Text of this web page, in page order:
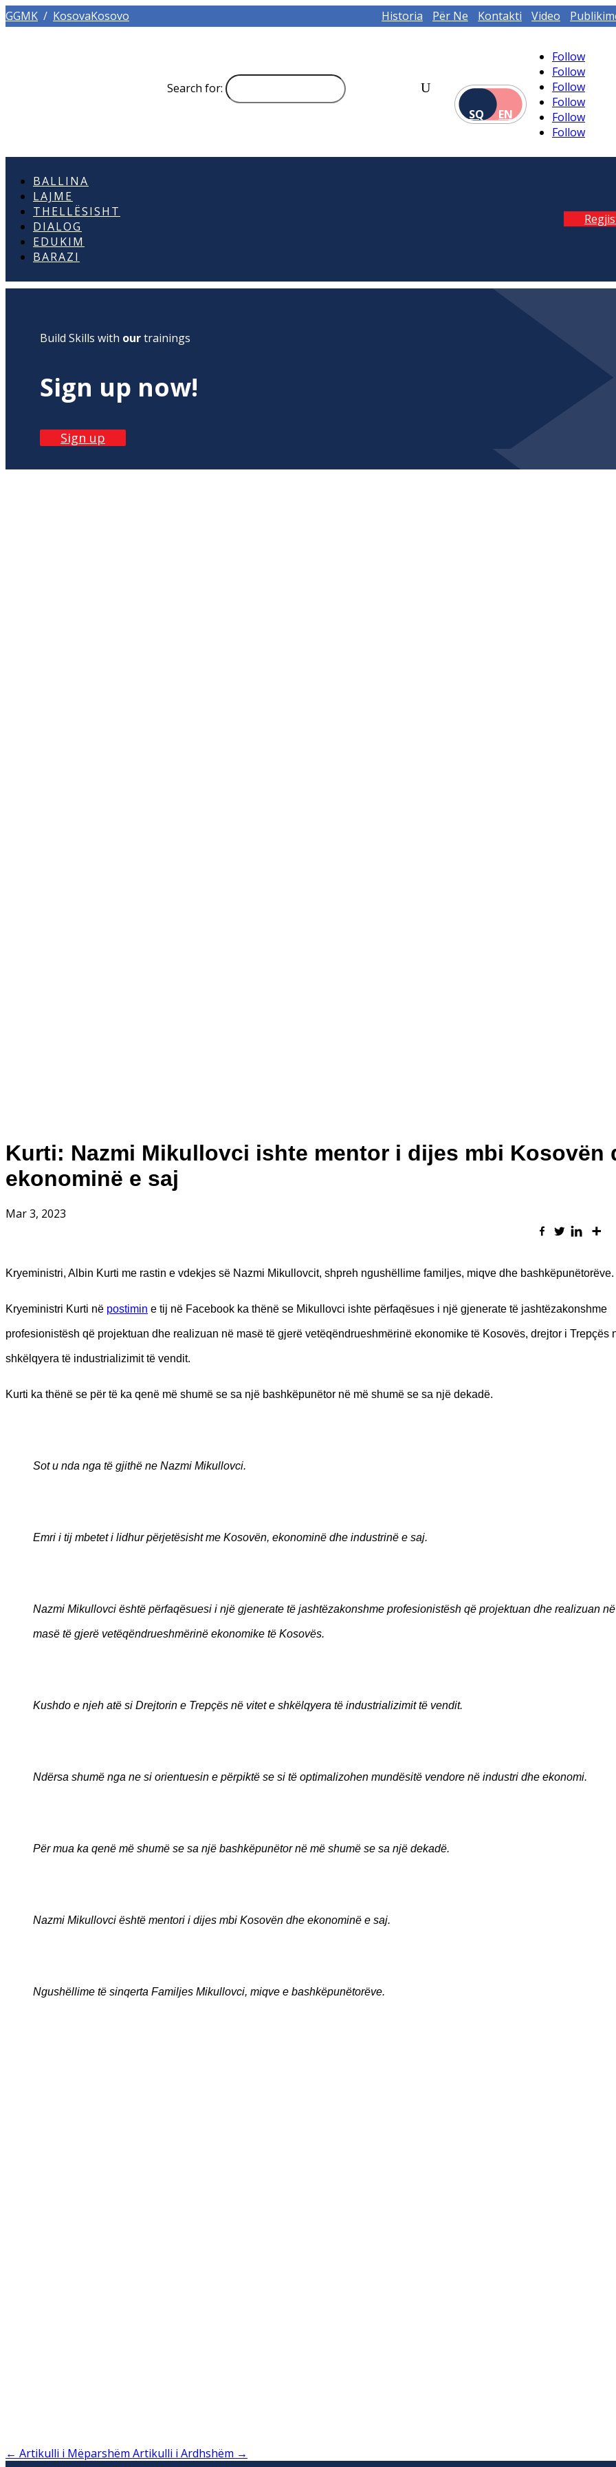
GGMK / KosovaKosovo Historia Për Ne Kontakti Video
Search for:
SQ
EN
Follow
Follow
Follow
Follow
Follow
Follow
BALLINA
LAJME
THELLËSISHT
DIALOG
EDUKIM
BARAZI
Build Skills with ourtrainings
Sign up now!
Sign up
Kurti: Nazmi Mikullovci ishte mentor i dijes mbi Kosovën
ekonominë e saj
Mar 3, 2023
Kryeministri, Albin Kurti me rastin e vdekjes së Nazmi Mikullovcit, shpreh ngushëllime familjes, miqve dhe bashkëpunëtorëve.
Kryeministri Kurti në postimin e tij në Facebook ka thënë se Mikullovci ishte përfaqësues i një gjenerate të jashtëzakonshme
profesionistësh që projektuan dhe realizuan në masë të gjerë vetëqëndrueshmërinë ekonomike të Kosovës, drejtor i Trepçës
shkëlqyera të industrializimit të vendit.
Kurti ka thënë se për të ka qenë më shumë se sa një bashkëpunëtor në më shumë se sa një dekadë.
Sot u nda nga të gjithë ne Nazmi Mikullovci.
Emri i tij mbetet i lidhur përjetësisht me Kosovën, ekonominë dhe industrinë e saj.
Nazmi Mikullovci është përfaqësuesi i një gjenerate të jashtëzakonshme profesionistësh që projektuan dhe realizuan në
masë të gjerë vetëqëndrueshmërinë ekonomike të Kosovës.
Kushdo e njeh atë si Drejtorin e Trepçës në vitet e shkëlqyera të industrializimit të vendit.
Ndërsa shumë nga ne si orientuesin e përpiktë se si të optimalizohen mundësitë vendore në industri dhe ekonomi.
Për mua ka qenë më shumë se sa një bashkëpunëtor në më shumë se sa një dekadë.
Nazmi Mikullovci është mentori i dijes mbi Kosovën dhe ekonominë e saj.
Ngushëllime të sinqerta Familjes Mikullovci, miqve e bashkëpunëtorëve.
← Artikulli i Mëparshëm Artikulli i Ardhshëm →